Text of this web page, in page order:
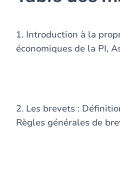
1. Introduction à la
économiques de la PI,
2. Les brevets :
Règles générales de